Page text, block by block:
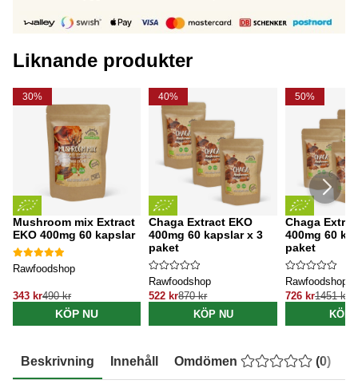
Liknande produkter
30%
Mushroom mix Extract
EKO 400mg 60 kapslar
Rawfoodshop
343 kr490 kr
KÖP NU
40%
Chaga Extract EKO
400mg 60 kapslar x 3
paket
Rawfoodshop
522 kr870 kr
KÖP NU
50%
Chaga
400mg 60
paket
Rawfoodshop
726 kr1451 kr
KÖP
Beskrivning Innehåll Omdömen (0)